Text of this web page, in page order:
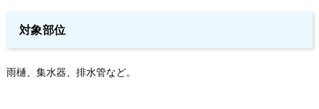
対象部位
雨樋、集水器、排水管など。